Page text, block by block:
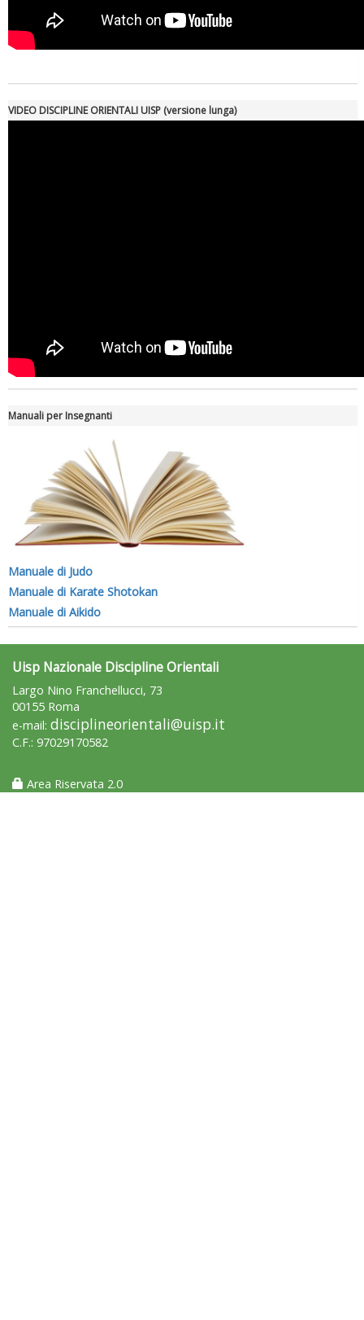
VIDEO DISCIPLINE ORIENTALI UISP (versione lunga)
Manuali per Insegnanti
Manuale di Judo
Manuale di Karate Shotokan
Manuale di Aikido
Uisp Nazionale Discipline Orientali
Largo Nino Franchellucci, 73
00155 Roma
e-mail: disciplineorientali@uisp.it
C.F.: 97029170582
Area Riservata 2.0